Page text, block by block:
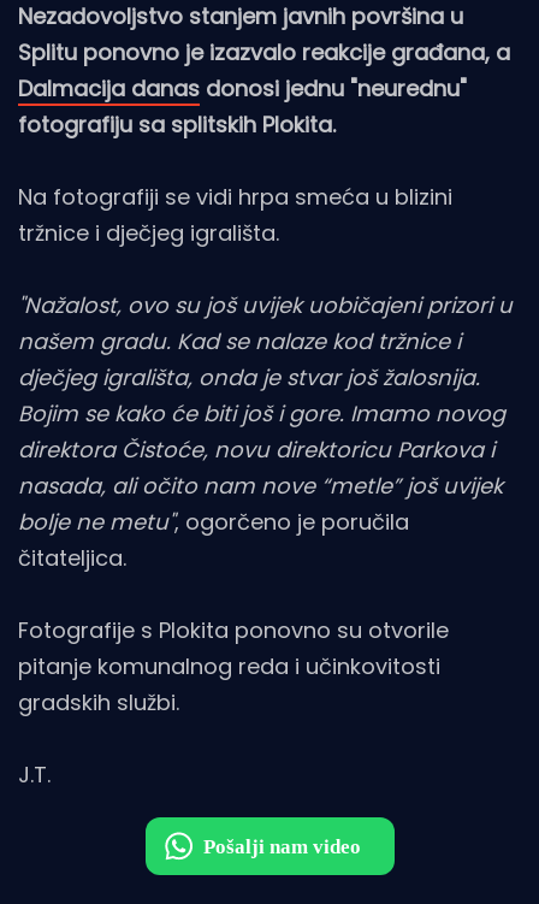
Nezadovoljstvo stanjem javnih površina u
Splitu ponovno je izazvalo reakcije građana, a
Dalmacija danas donosi jednu "neurednu"
fotografiju sa splitskih Plokita.
Na fotografiji se vidi hrpa smeća u blizini
tržnice i dječjeg igrališta.
"Nažalost, ovo su još uvijek uobičajeni prizori u
našem gradu. Kad se nalaze kod tržnice i
dječjeg igrališta, onda je stvar još žalosnija.
Bojim se kako će biti još i gore. Imamo novog
direktora Čistoće, novu direktoricu Parkova i
nasada, ali očito nam nove “metle” još uvijek
bolje ne metu", ogorčeno je poručila
čitateljica.
Fotografije s Plokita ponovno su otvorile
pitanje komunalnog reda i učinkovitosti
gradskih službi.
J.T.